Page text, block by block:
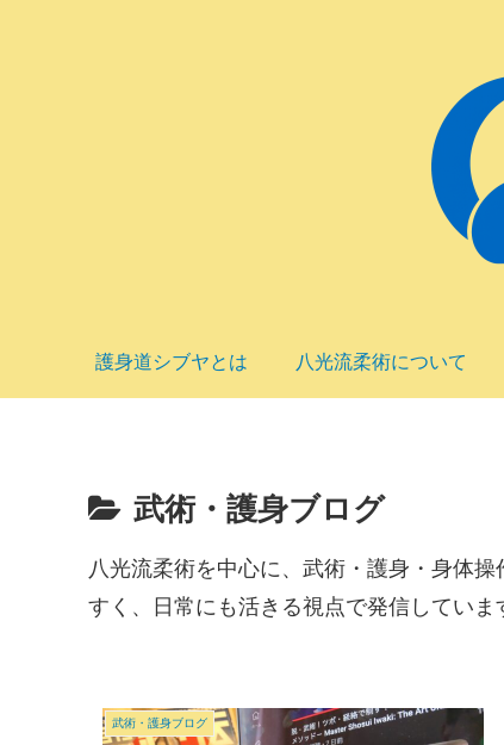
護身道シブヤとは 八光流柔術について
武術・護身ブログ
八光流柔術を中心に、武術・護身・身体
すく、日常にも活きる視点で発信していま
武術・護身ブログ